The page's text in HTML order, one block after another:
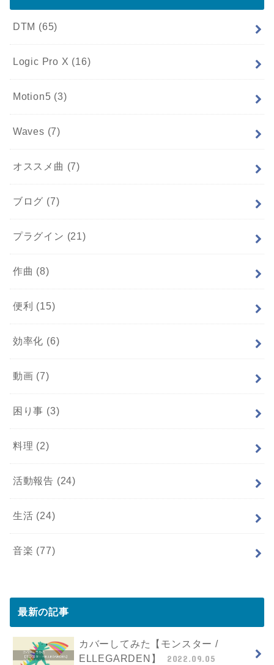
DTM (65)
Logic Pro X (16)
Motion5 (3)
Waves (7)
オススメ曲 (7)
ブログ (7)
プラグイン (21)
作曲 (8)
便利 (15)
効率化 (6)
動画 (7)
困り事 (3)
料理 (2)
活動報告 (24)
生活 (24)
音楽 (77)
最新の記事
カバーしてみた【モンスター /
ELLEGARDEN】
2022.09.05